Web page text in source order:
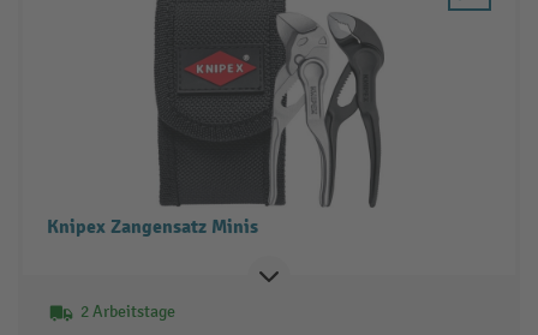
Knipex Zangensatz Minis
2 Arbeitstage